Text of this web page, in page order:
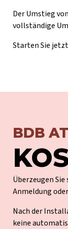
Der Umstieg
vollständige
Starten Sie
BDB
Überzeugen
Anmeldung
Nach der
keine